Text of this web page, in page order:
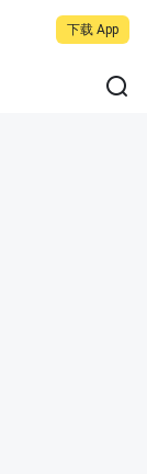
下载 App